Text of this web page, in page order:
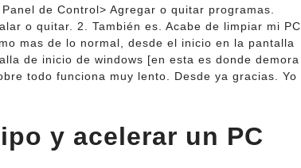
de Control> Agregar o quitar programas.
o quitar. 2. También es. Acabe de limpiar mi PC
mas de lo normal, desde el inicio en la pantalla
de inicio de windows [en esta es donde demora
todo funciona muy lento. Desde ya gracias. Yo
y acelerar un PC